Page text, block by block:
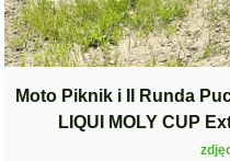
Moto Piknik i II Runda
LIQUI MOLY CUP